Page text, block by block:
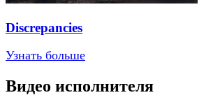
Discrepancies
Узнать больше
Видео исполнителя